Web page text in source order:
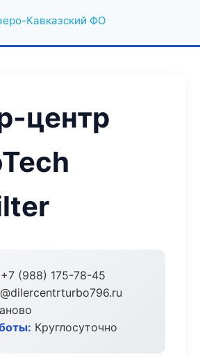
Кавказский ФО
центр
+7 (988) 175-78-45
Круглосуточно